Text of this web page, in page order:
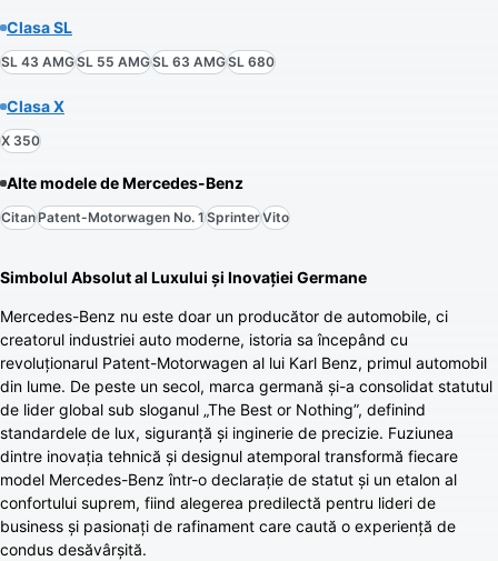
Clasa SL
SL 43 AMGSL 55 AMGSL 63 AMGSL 680
Clasa X
X 350
Alte modele deMercedes-Benz
CitanPatent-Motorwagen No. 1SprinterVito
Simbolul Absolut al Luxului și Inovației Germane
Mercedes-Benz nu este doar un producător de automobile, ci
creatorul industriei auto moderne, istoria sa începând cu
revoluționarul Patent-Motorwagen al lui Karl Benz, primul automobil
din lume. De peste un secol, marca germană și-a consolidat statutul
de lider global sub sloganul „The Best or Nothing”, definind
standardele de lux, siguranță și inginerie de precizie. Fuziunea
dintre inovația tehnică și designul atemporal transformă fiecare
model Mercedes-Benz într-o declarație de statut și un etalon al
confortului suprem, fiind alegerea predilectă pentru lideri de
business și pasionați de rafinament care caută o experiență de
condus desăvârșită.